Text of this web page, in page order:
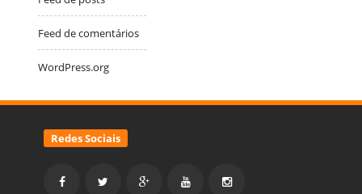
Feed de comentários
WordPress.org
Redes Sociais